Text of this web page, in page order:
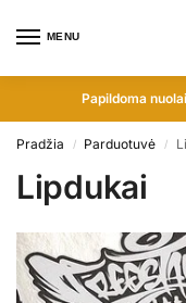
MENU
Papildoma
Pradžia / Parduotuvė /
Lipdukai